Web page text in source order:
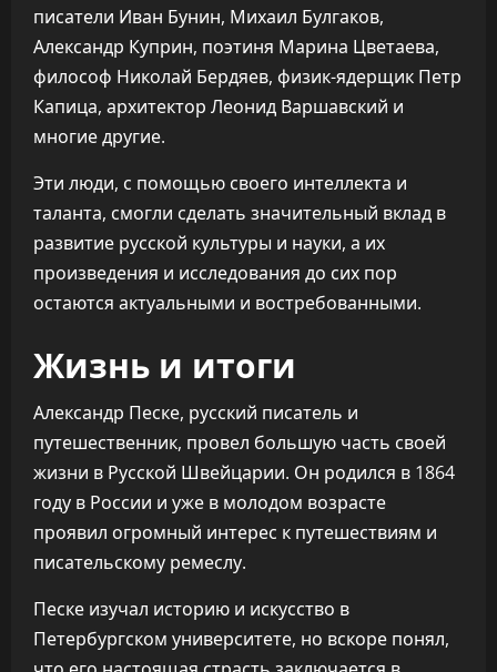
писатели Иван Бунин, Михаил Булгаков,
Александр Куприн, поэтиня Марина Цветаева,
философ Николай Бердяев, физик-ядерщик Петр
Капица, архитектор Леонид Варшавский и
многие другие.
Эти люди, с помощью своего интеллекта и
таланта, смогли сделать значительный вклад в
развитие русской культуры и науки, а их
произведения и исследования до сих пор
остаются актуальными и востребованными.
Жизнь и итоги
Александр Песке, русский писатель и
путешественник, провел большую часть своей
жизни в Русской Швейцарии. Он родился в 1864
году в России и уже в молодом возрасте
проявил огромный интерес к путешествиям и
писательскому ремеслу.
Песке изучал историю и искусство в
Петербургском университете, но вскоре понял,